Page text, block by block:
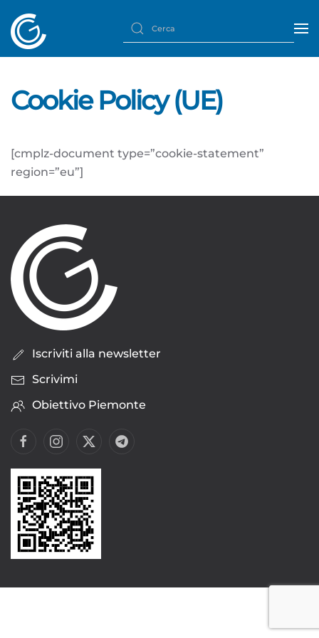
Cookie Policy (UE)
[cmplz-document type=”cookie-statement”
region=”eu”]
Iscriviti alla newsletter
Scrivimi
Obiettivo Piemonte